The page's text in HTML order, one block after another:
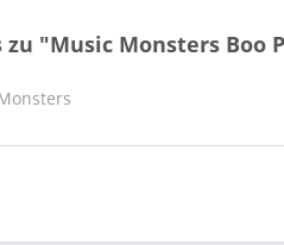
"Music Monsters Boo